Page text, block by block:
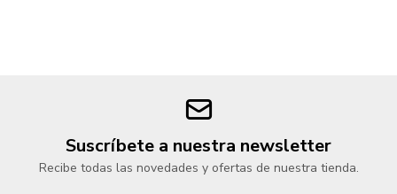
Suscríbete a nuestra newsletter
Recibe todas las novedades y ofertas de nuestra tienda.